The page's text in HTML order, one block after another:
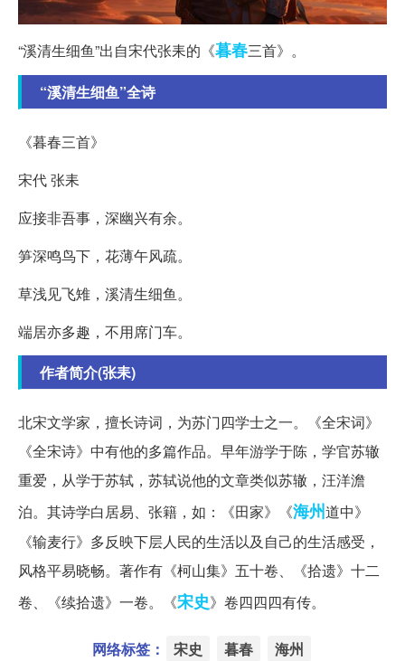
“溪清生细鱼”出自宋代张耒的《暮春三首》。
“溪清生细鱼”全诗
《暮春三首》
宋代 张耒
应接非吾事，深幽兴有余。
笋深鸣鸟下，花薄午风疏。
草浅见飞雉，溪清生细鱼。
端居亦多趣，不用席门车。
作者简介(张耒)
北宋文学家，擅长诗词，为苏门四学士之一。《全宋词》
《全宋诗》中有他的多篇作品。早年游学于陈，学官苏辙
重爱，从学于苏轼，苏轼说他的文章类似苏辙，汪洋澹
泊。其诗学白居易、张籍，如：《田家》《海州道中》
《输麦行》多反映下层人民的生活以及自己的生活感受，
风格平易晓畅。著作有《柯山集》五十卷、《拾遗》十二
卷、《续拾遗》一卷。《宋史》卷四四四有传。
网络标签： 宋史 暮春 海州